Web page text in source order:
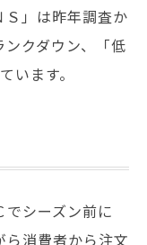
Ｓ」は昨年調査か
ンクダウン、「低
います。
でシーズン前に
ら消費者から注文